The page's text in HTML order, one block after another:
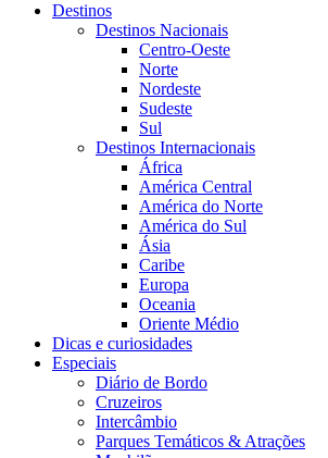
Destinos
Destinos Nacionais
Centro-Oeste
Norte
Nordeste
Sudeste
Sul
Destinos Internacionais
África
América Central
América do Norte
América do Sul
Ásia
Caribe
Europa
Oceania
Oriente Médio
Dicas e curiosidades
Especiais
Diário de Bordo
Cruzeiros
Intercâmbio
Parques Temáticos & Atrações